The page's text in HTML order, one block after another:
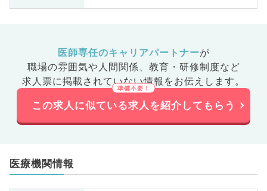
医師専任のキャリアパートナーが
職場の雰囲気や人間関係、 教育・研修制度など
求人票に掲載されていない情報をお伝えします。
この求人に似ている求人を紹介してもらう
医療機関情報